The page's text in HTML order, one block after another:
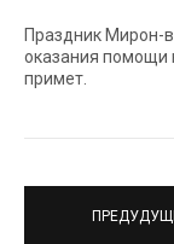
Праздник Мирон-
оказания
примет.